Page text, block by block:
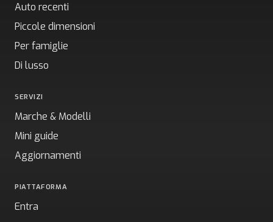
Auto recenti
Piccole dimensioni
Per famiglie
Di lusso
SERVIZI
Marche & Modelli
Mini guide
Aggiornamenti
PIATTAFORMA
Entra